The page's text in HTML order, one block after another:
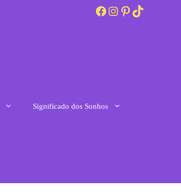
Facebook
Instagram
Pinterest
TikTok
Significado dos Sonhos